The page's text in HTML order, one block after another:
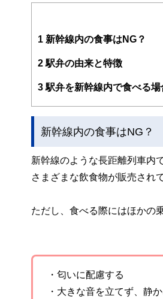
案から記事掲載まですべ
FinancialFieldの特徴は、
ー、公認会計士、社会保
私たちは、快適でより良
1 新幹線内の食事はNG？
2 駅弁の由来と特徴
3 駅弁を新幹線内で食べる
新幹線内の食事はNG？
新幹線のような長距離列車内
さまざまな飲食物が販売され
ただし、食べる際にはほかの
・匂いに配慮する
・大きな音を立てず、静